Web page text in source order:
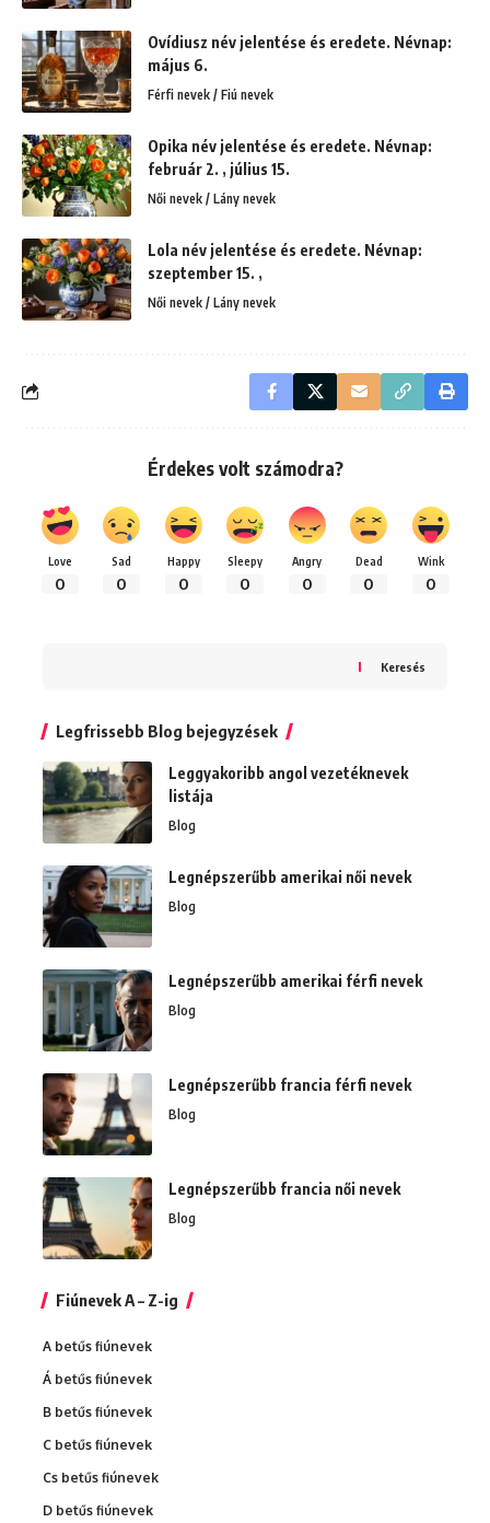
Ovídiusz név jelentése és eredete. Névnap:
május 6.
Férfi nevek / Fiú nevek
Opika név jelentése és eredete. Névnap:
február 2. , július 15.
Női nevek / Lány nevek
Lola név jelentése és eredete. Névnap:
szeptember 15. ,
Női nevek / Lány nevek
Érdekes volt számodra?
Love
0
Sad
0
Happy
0
Sleepy
0
Angry
0
Dead
0
Wink
0
Keresés
Legfrissebb Blog bejegyzések
Leggyakoribb angol vezetéknevek
listája
Blog
Legnépszerűbb amerikai női nevek
Blog
Legnépszerűbb amerikai férfi nevek
Blog
Legnépszerűbb francia férfi nevek
Blog
Legnépszerűbb francia női nevek
Blog
Fiúnevek A – Z-ig
A betűs fiúnevek
Á betűs fiúnevek
B betűs fiúnevek
C betűs fiúnevek
Cs betűs fiúnevek
D betűs fiúnevek